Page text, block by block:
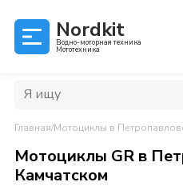
Nordkit
Водно-моторная техника
Мототехника
Главная/Мотоциклы в
Мотоциклы GR в
Камчатском